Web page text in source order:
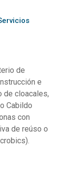
de
e
de cloacales,
Cabildo
con
de reúso o